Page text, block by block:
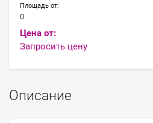
Площадь от:
0
Цена от:
Запросить цену
Описание